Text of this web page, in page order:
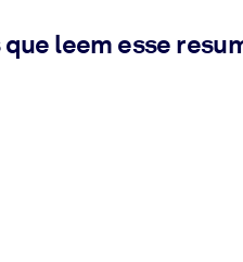
leem esse